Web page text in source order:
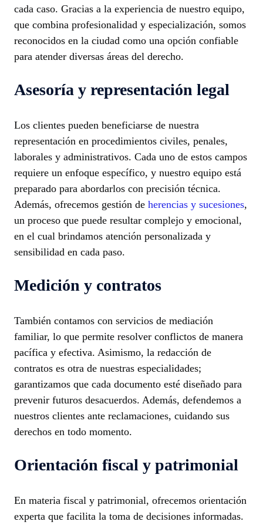
cada caso. Gracias a la experiencia de nuestro equipo,
que combina profesionalidad y especialización, somos
reconocidos en la ciudad como una opción confiable
para atender diversas áreas del derecho.
Asesoría y representación legal
Los clientes pueden beneficiarse de nuestra
representación en procedimientos civiles, penales,
laborales y administrativos. Cada uno de estos campos
requiere un enfoque específico, y nuestro equipo está
preparado para abordarlos con precisión técnica.
Además, ofrecemos gestión de herencias y sucesiones,
un proceso que puede resultar complejo y emocional,
en el cual brindamos atención personalizada y
sensibilidad en cada paso.
Medición y contratos
También contamos con servicios de mediación
familiar, lo que permite resolver conflictos de manera
pacífica y efectiva. Asimismo, la redacción de
contratos es otra de nuestras especialidades;
garantizamos que cada documento esté diseñado para
prevenir futuros desacuerdos. Además, defendemos a
nuestros clientes ante reclamaciones, cuidando sus
derechos en todo momento.
Orientación fiscal y patrimonial
En materia fiscal y patrimonial, ofrecemos orientación
experta que facilita la toma de decisiones informadas.